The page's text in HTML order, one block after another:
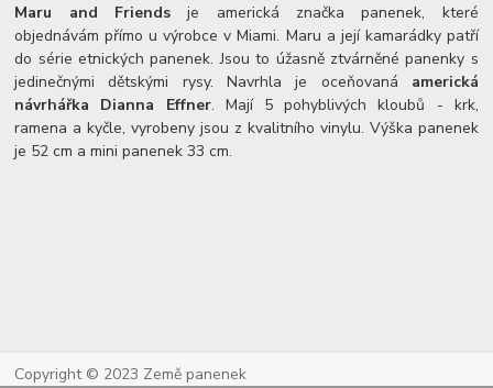
Maru and Friendsje americká značka panenek, které
objednávám přímo u výrobce v Miami. Maru a její kamarádky patří
do série etnických panenek. Jsou to úžasně ztvárněné panenky s
jedinečnými dětskými rysy. Navrhla je oceňovaná americká
návrhářka Dianna Effner. Mají 5 pohyblivých kloubů - krk,
ramena a kyčle, vyrobeny jsou z kvalitního vinylu. Výška panenek
je 52 cm a mini panenek 33 cm.
Copyright © 2023 Země panenek